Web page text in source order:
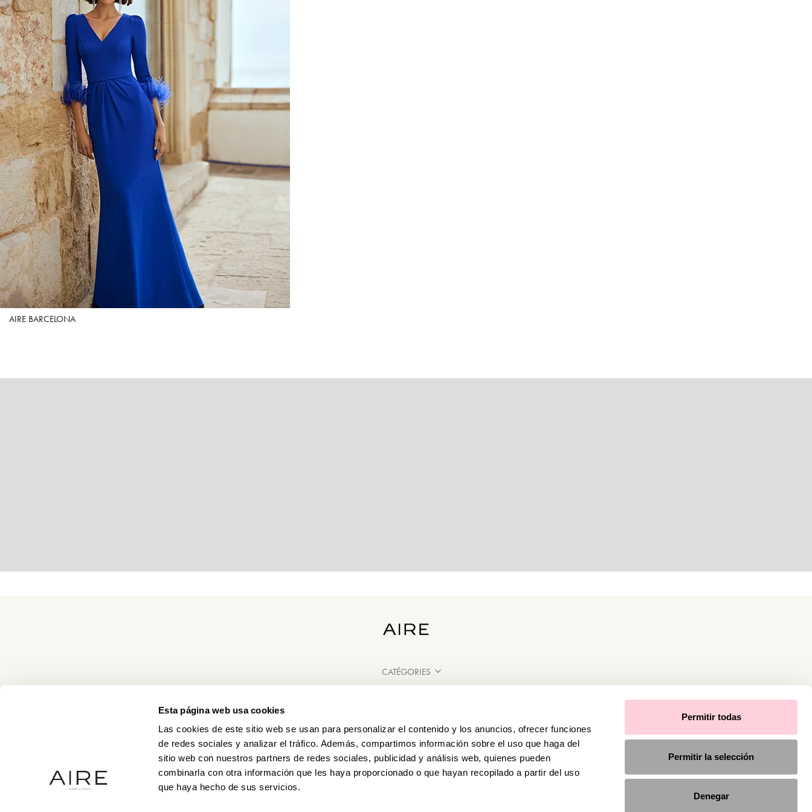
Esta página web usa cookies
Las cookies de este sitio web se usan para personalizar el contenido y los anuncios, ofrecer funciones
de redes sociales y analizar el tráfico. Además, compartimos información sobre el uso que haga del
sitio web con nuestros partners de redes sociales, publicidad y análisis web, quienes pueden
combinarla con otra información que les haya proporcionado o que hayan recopilado a partir del uso
que haya hecho de sus servicios.
Permitir todas
Permitir la selección
Denegar
AIRE BARCELONA
CATÉGORIES
POINT DE VENTE